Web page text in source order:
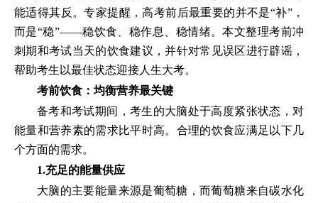
能适得其反。专家提醒，高考前后最重要的并不是“补”，
而是“稳”——稳饮食、稳作息、稳情绪。本文整理考前冲
刺期和考试当天的饮食建议，并针对常见误区进行辟谣，
帮助考生以最佳状态迎接人生大考。
考前饮食：均衡营养最关键
备考和考试期间，考生的大脑处于高度紧张状态，对
能量和营养素的需求比平时高。合理的饮食应满足以下几
个方面的需求。
1.充足的能量供应
大脑的主要能量来源是葡萄糖，而葡萄糖来自碳水化